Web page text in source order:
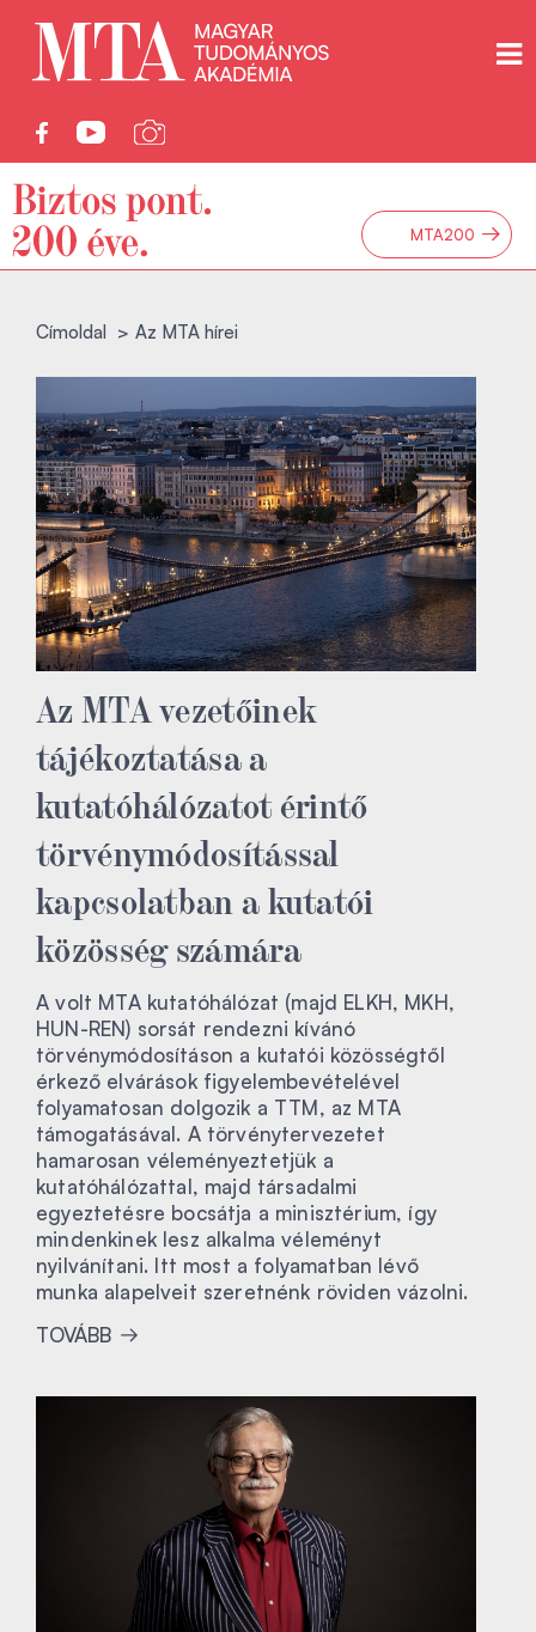
MTA200 →
Címoldal Az MTA hírei
Az MTA vezetőinek
tájékoztatása a
kutatóhálózatot érintő
törvénymódosítással
kapcsolatban a kutatói
közösség számára
A volt MTA kutatóhálózat (majd ELKH, MKH,
HUN-REN) sorsát rendezni kívánó
törvénymódosításon a kutatói közösségtől
érkező elvárások figyelembevételével
folyamatosan dolgozik a TTM, az MTA
támogatásával. A törvénytervezetet
hamarosan véleményeztetjük a
kutatóhálózattal, majd társadalmi
egyeztetésre bocsátja a minisztérium, így
mindenkinek lesz alkalma véleményt
nyilvánítani. Itt most a folyamatban lévő
munka alapelveit szeretnénk röviden vázolni.
TOVÁBB